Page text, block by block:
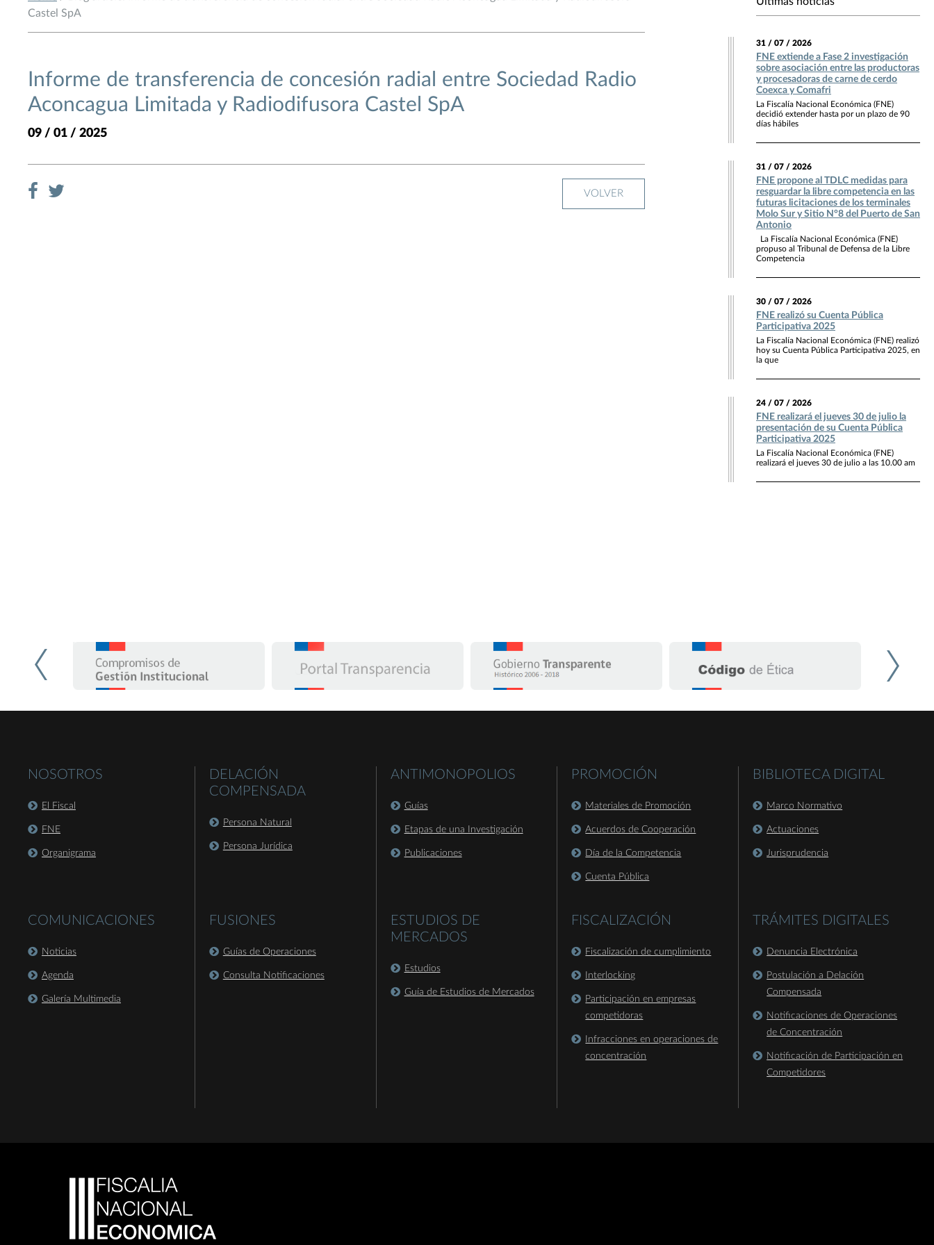
Castel SpA
Informe de transferencia de concesión radial entre Sociedad Radio
Aconcagua Limitada y Radiodifusora Castel SpA
09 / 01 / 2025
VOLVER
31 / 07 / 2026
FNE extiende a Fase 2 investigación
sobre asociación entre las productoras
y procesadoras de carne de cerdo
Coexca y Comafri
La Fiscalía Nacional Económica (FNE)
decidió extender hasta por un plazo de 90
días hábiles
31 / 07 / 2026
FNE propone al TDLC medidas para
resguardar la libre competencia en las
futuras licitaciones de los terminales
Molo Sur y Sitio N°8 del Puerto de San
Antonio
La Fiscalía Nacional Económica (FNE)
propuso al Tribunal de Defensa de la Libre
Competencia
30 / 07 / 2026
FNE realizó su Cuenta Pública
Participativa 2025
La Fiscalía Nacional Económica (FNE) realizó
hoy su Cuenta Pública Participativa 2025, en
la que
24 / 07 / 2026
FNE realizará el jueves 30 de julio la
presentación de su Cuenta Pública
Participativa 2025
La Fiscalía Nacional Económica (FNE)
realizará el jueves 30 de julio a las 10.00 am
NOSOTROS
El Fiscal
FNE
Organigrama
COMUNICACIONES
Noticias
Agenda
Galería Multimedia
DELACIÓN
COMPENSADA
Persona Natural
Persona Jurídica
FUSIONES
Guías de Operaciones
Consulta Notificaciones
ANTIMONOPOLIOS
Guías
Etapas de una Investigación
Publicaciones
ESTUDIOS DE
MERCADOS
Estudios
Guía de Estudios de Mercados
PROMOCIÓN
Materiales de Promoción
Acuerdos de Cooperación
Día de la Competencia
Cuenta Pública
FISCALIZACIÓN
Fiscalización de cumplimiento
Interlocking
Participación en empresas
competidoras
Infracciones en operaciones de
concentración
BIBLIOTECA DIGITAL
Marco Normativo
Actuaciones
Jurisprudencia
TRÁMITES DIGITALES
Denuncia Electrónica
Postulación a Delación
Compensada
Notificaciones de Operaciones
de Concentración
Notificación de Participación en
Competidores